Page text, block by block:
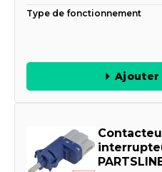
Type de fonctionnement
Ajouter